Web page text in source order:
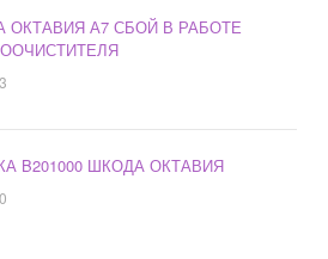
ОКТАВИЯ А7 СБОЙ В РАБОТЕ
B201000 ШКОДА ОКТАВИЯ